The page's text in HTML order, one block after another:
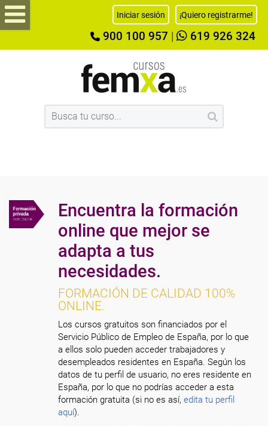
Iniciar sesión ¡Quiero registrarme!
900 100 957 619 926 324
Encuentra la formación
online que mejor se
adapta a tus
necesidades.
FORMACIÓN DE CALIDAD 100%
ONLINE.
Los cursos gratuitos son financiados por el
Servicio Público de Empleo de España, por lo que
a ellos solo pueden acceder trabajadores y
desempleados residentes en España. Según los
datos de tu perfil de usuario, no eres residente en
España, por lo que no podrías acceder a esta
formación gratuita (si no es así,edita tu perfil
aquí).